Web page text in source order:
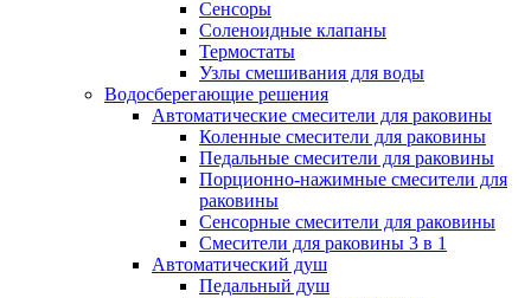
Сенсоры
Соленоидные клапаны
Термостаты
Узлы смешивания для воды
Водосберегающие решения
Автоматические смесители для раковины
Коленные смесители для раковины
Педальные смесители для раковины
Порционно-нажимные смесители для
раковины
Сенсорные смесители для раковины
Смесители для раковины 3 в 1
Автоматический душ
Педальный душ